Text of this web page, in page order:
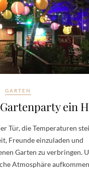
GARTEN
ein
Tür, die Temperaturen
Freunde einzuladen und
Garten zu verbringen.
Atmosphäre